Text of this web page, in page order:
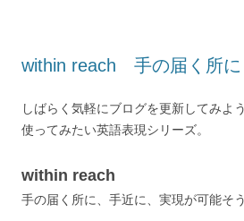
within reach 手の届く所に
しばらく気軽にブログを更新してみよ
使ってみたい英語表現シリーズ。
within reach
手の届く所に、手近に、実現が可能そ